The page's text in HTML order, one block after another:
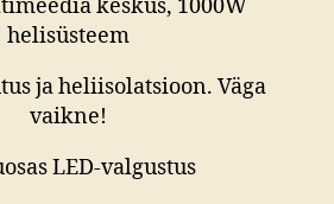
keskus, 1000W
helisüsteem
ja heliisolatsioon. Väga
vaikne!
LED-valgustus